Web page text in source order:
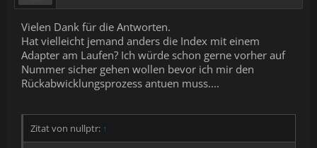
Vielen Dank für die Antworten.
Hat vielleicht jemand anders die Index mit einem
Adapter am Laufen? Ich würde schon gerne vorher auf
Nummer sicher gehen wollen bevor ich mir den
Rückabwicklungsprozess antuen muss....
Zitat von nullptr: ↑